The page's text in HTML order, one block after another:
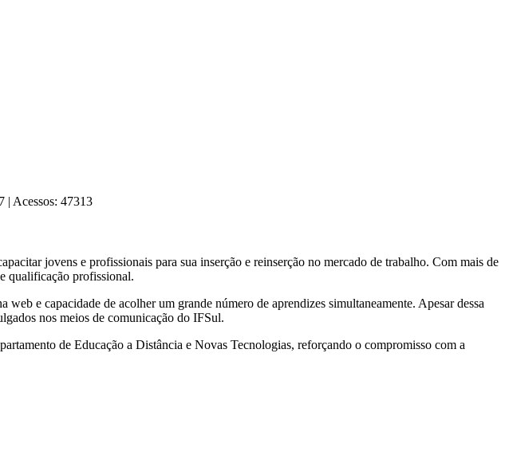
| Acessos: 47313
jovens e profissionais para sua inserção e reinserção no mercado de trabalho. Com mais de
qualificação profissional.
e capacidade de acolher um grande número de aprendizes simultaneamente. Apesar dessa
nos meios de comunicação do IFSul.
de Educação a Distância e Novas Tecnologias, reforçando o compromisso com a